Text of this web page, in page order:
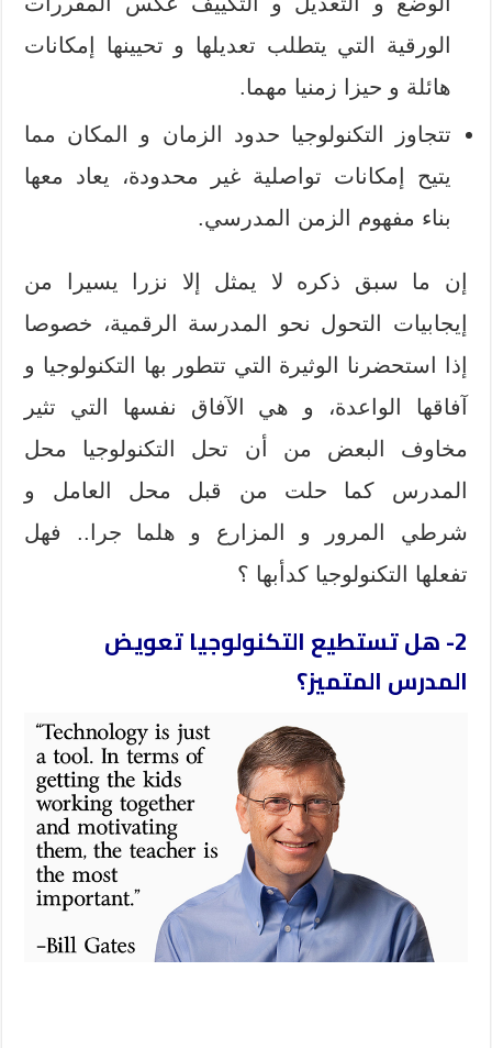
الورقية التي يتطلب تعديلها و تحيينها إمكانات
هائلة و حيزا زمنيا مهما.
تتجاوز التكنولوجيا حدود الزمان و المكان مما
يتيح إمكانات تواصلية غير محدودة، يعاد معها
بناء مفهوم الزمن المدرسي.
إن ما سبق ذكره لا يمثل إلا نزرا يسيرا من
إيجابيات التحول نحو المدرسة الرقمية، خصوصا
إذا استحضرنا الوثيرة التي تتطور بها التكنولوجيا و
آفاقها الواعدة، و هي الآفاق نفسها التي تثير
مخاوف البعض من أن تحل التكنولوجيا محل
المدرس كما حلت من قبل محل العامل و
شرطي المرور و المزارع و هلما جرا.. فهل
تفعلها التكنولوجيا كدأبها ؟
2- هل تستطيع التكنولوجيا تعويض
المدرس المتميز؟